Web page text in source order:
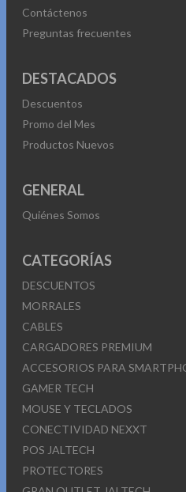
Contáctenos
Preguntas frecuentes
DESTACADOS
Descuentos
Promo del Mes
Productos Nuevos
GENERAL
Quiénes Somos
CATEGORÍAS
DESCUENTOS
MORRALES
CABLES
CARGADORES PREMIUM
ACCESORIOS PARA
GAMER TECH
MOUSE Y TECLADOS
CONECTIVIDAD NEXXT
POS JALTECH
PROTECTORES